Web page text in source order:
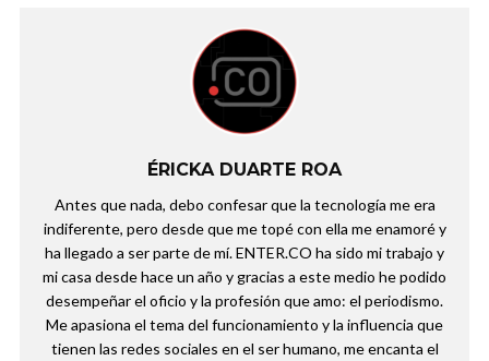
ÉRICKA DUARTE ROA
Antes que nada, debo confesar que la tecnología me era
indiferente, pero desde que me topé con ella me enamoré y
ha llegado a ser parte de mí. ENTER.CO ha sido mi trabajo y
mi casa desde hace un año y gracias a este medio he podido
desempeñar el oficio y la profesión que amo: el periodismo.
Me apasiona el tema del funcionamiento y la influencia que
tienen las redes sociales en el ser humano, me encanta el